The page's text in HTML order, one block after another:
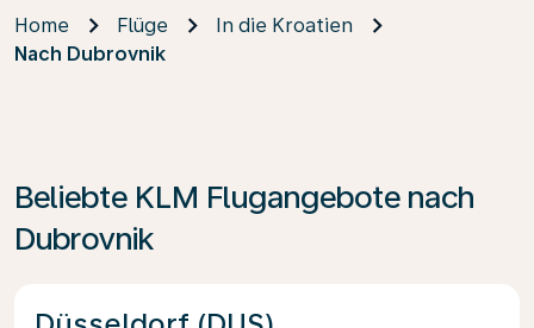
Home Flüge
In die Kroatien
Nach Dubrovnik
Beliebte KLM Flugangebote nach
Dubrovnik